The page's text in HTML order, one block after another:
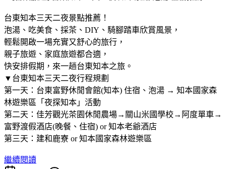
台東知本三天二夜景點推薦！
泡湯、吃美食、採茶、DIY、騎腳踏車欣賞風景，
輕鬆開啟一場充實又舒心的旅行，
親子旅遊、家庭旅遊都合適，
快安排假期，來一趟台東知本之旅。
▼台東知本三天二夜行程規劃
第一天：台東富野休閒會館(知本) 住宿、泡湯 → 知本國家森
林遊樂區「夜探知本」活動
第二天：佳芳觀光茶園休閒農場→關山米國學校→阿度單車→
富野渡假酒店(晚餐、住宿) or 知本老爺酒店
第三天：建和鹿寮 or 知本國家森林遊樂區
繼續閱讀